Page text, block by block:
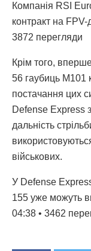
Компанія RSI
контракт на
3872 перегляди
Крім того,
56 гаубиць M101
постачання цих
Defense Express
дальність
військових.
У Defense
155 уже можуть
04:38 • 3462